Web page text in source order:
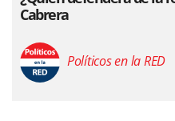
Cabrera
Políticos en la RED